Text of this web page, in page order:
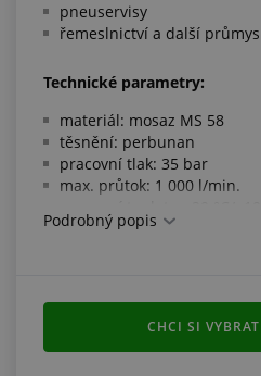
pneuservisy
řemeslnictví a další
Technické parametry:
materiál: mosaz MS 58
těsnění: perbunan
pracovní tlak: 35 bar
max. průtok: 1 000 l/min.
Podrobný popis
CHCI SI